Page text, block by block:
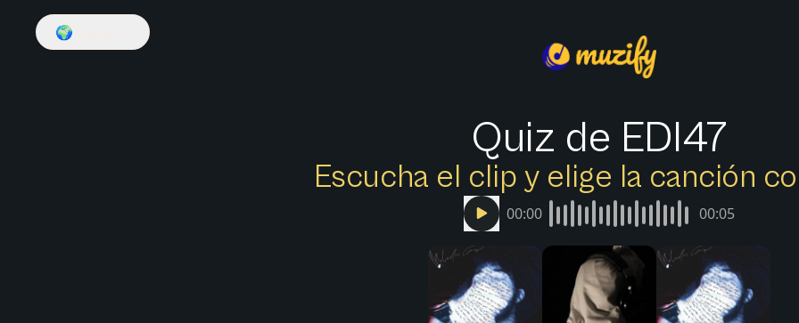
🌍
Quiz de EDI47
Escucha el clip y elige la canción
00:00 00:05